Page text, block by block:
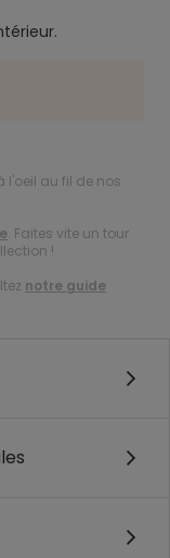
l'oeil au fil de nos
. Faites vite un tour
!
notre guide